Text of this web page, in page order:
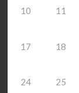
10 11
17 18
24 25